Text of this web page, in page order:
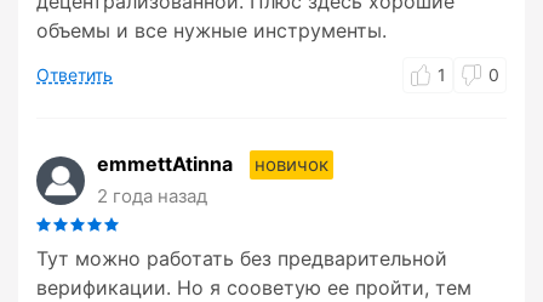
объемы и все нужные инструменты.
Ответить 1 0
emmettAtinna
новичок
2 года назад
Тут можно работать без предварительной
верификации. Но я сооветую ее пройти, тем